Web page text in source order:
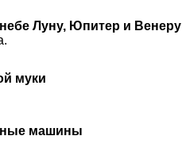
Луну, Юпитер и Венеру
муки
машины